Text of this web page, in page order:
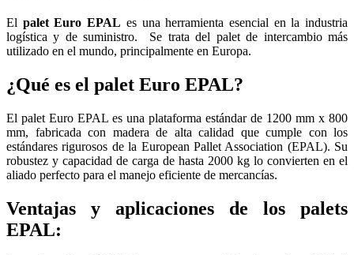
El palet Euro EPAL es una herramienta esencial en la industria
logística y de suministro. Se trata del palet de intercambio más
utilizado en el mundo, principalmente en Europa.
¿Qué es el palet Euro EPAL?
El palet Euro EPAL es una plataforma estándar de 1200 mm x 800
mm, fabricada con madera de alta calidad que cumple con los
estándares rigurosos de la European Pallet Association (EPAL). Su
robustez y capacidad de carga de hasta 2000 kg lo convierten en el
aliado perfecto para el manejo eficiente de mercancías.
Ventajas y aplicaciones de los palets
EPAL: